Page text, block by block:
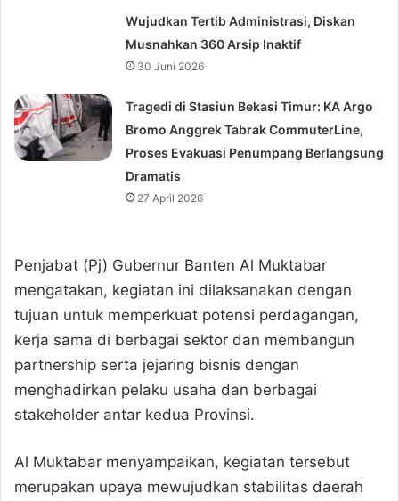
Wujudkan Tertib Administrasi, Diskan
Musnahkan 360 Arsip Inaktif
30 Juni 2026
Tragedi di Stasiun Bekasi Timur: KA Argo
Bromo Anggrek Tabrak CommuterLine,
Proses Evakuasi Penumpang Berlangsung
Dramatis
27 April 2026
Penjabat (Pj) Gubernur Banten Al Muktabar
mengatakan, kegiatan ini dilaksanakan dengan
tujuan untuk memperkuat potensi perdagangan,
kerja sama di berbagai sektor dan membangun
partnership serta jejaring bisnis dengan
menghadirkan pelaku usaha dan berbagai
stakeholder antar kedua Provinsi.
Al Muktabar menyampaikan, kegiatan tersebut
merupakan upaya mewujudkan stabilitas daerah